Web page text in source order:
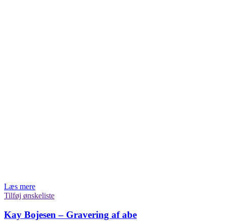
Læs mere
Tilføj ønskeliste
Kay Bojesen – Gravering af abe